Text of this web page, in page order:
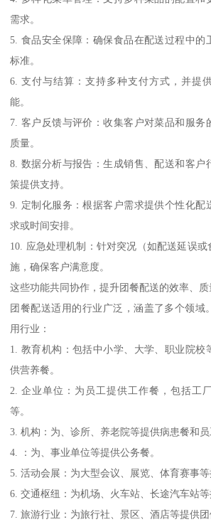
需求。
5. 食品安全保障：确保食品在配送过程中的
标准。
6. 支付与结算：支持多种支付方式，并提
能。
7. 客户反馈与评价：收集客户对菜品和服务
质量。
8. 数据分析与报告：生成销售、配送和客户
策提供支持。
9. 定制化服务：根据客户需求提供个性化配
求或时间安排。
10. 应急处理机制：针对突况（如配送延误
施，确保客户满意度。
这些功能共同协作，提升团餐配送的效率、质
团餐配送适用的行业广泛，涵盖了多个领域
用行业：
1. 教育机构：包括中小学、大学、职业院校
供营养餐。
2. 企业单位：为员工提供工作餐，包括工
等。
3. 机构：为、诊所、养老院等提供病患餐和员
4. ：为、事业单位等提供公务餐。
5. 活动会展：为大型会议、展览、体育赛事等
6. 交通枢纽：为机场、火车站、长途汽车站等
7. 旅游行业：为旅行社、景区、酒店等提供团